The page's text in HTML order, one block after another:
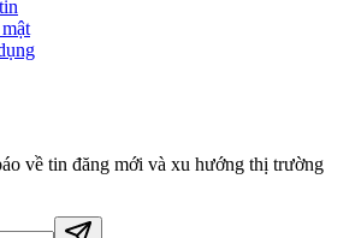
về tin đăng mới và xu hướng thị trường